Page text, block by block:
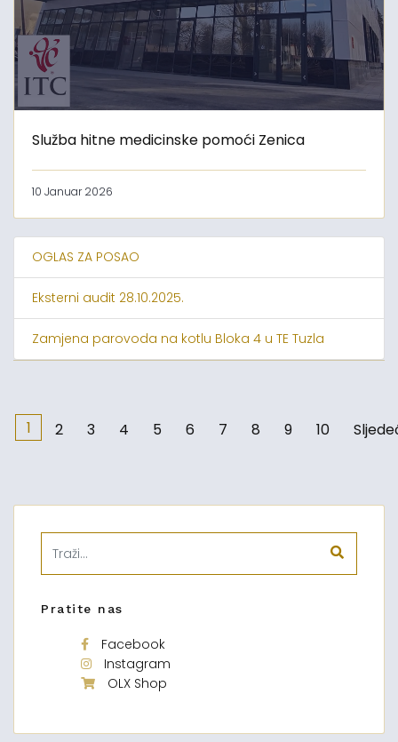
Služba hitne medicinske pomoći Zenica
10 Januar 2026
OGLAS ZA POSAO
Eksterni audit 28.10.2025.
Zamjena parovoda na kotlu Bloka 4 u TE Tuzla
1 2 3 4 5 6 7 8 9 10
Pratite nas
Facebook
Instagram
OLX Shop